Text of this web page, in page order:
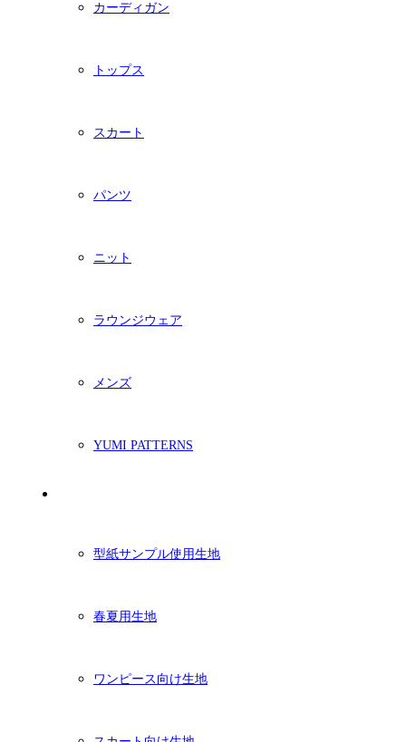
カーディガン
トップス
スカート
パンツ
ニット
ラウンジウェア
メンズ
YUMI PATTERNS
型紙サンプル使用生地
春夏用生地
ワンピース向け生地